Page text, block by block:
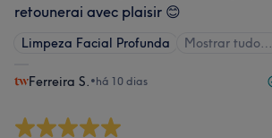
retounerai avec plaisir 😊
Limpeza Facial Profunda Mostrar tudo…
Ferreira S. •há 10 dias